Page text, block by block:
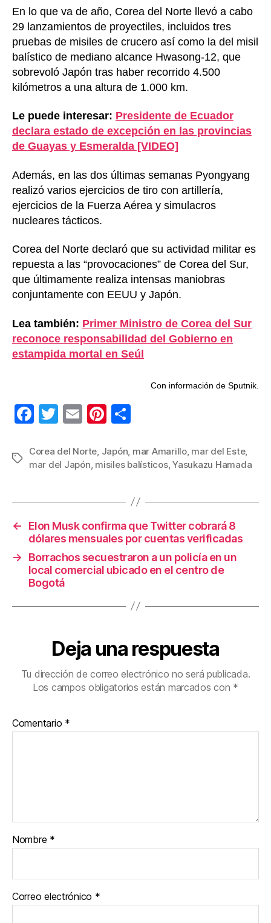
En lo que va de año, Corea del Norte llevó a cabo
29 lanzamientos de proyectiles, incluidos tres
pruebas de misiles de crucero así como la del misil
balístico de mediano alcance Hwasong-12, que
sobrevoló Japón tras haber recorrido 4.500
kilómetros a una altura de 1.000 km.
Le puede interesar: Presidente de Ecuador
declara estado de excepción en las provincias
de Guayas y Esmeralda [VIDEO]
Además, en las dos últimas semanas Pyongyang
realizó varios ejercicios de tiro con artillería,
ejercicios de la Fuerza Aérea y simulacros
nucleares tácticos.
Corea del Norte declaró que su actividad militar es
repuesta a las “provocaciones” de Corea del Sur,
que últimamente realiza intensas maniobras
conjuntamente con EEUU y Japón.
Lea también: Primer Ministro de Corea del Sur
reconoce responsabilidad del Gobierno en
estampida mortal en Seúl
Con información de Sputnik.
F
c
e
o
k
T
tt
er
E
ail
Pi
er
e
m
p
ar
tir
Etiquetas
Corea del Norte Japón mar Amarillo, mar del Este,
mar del Japón misiles balísticos,Yasukazu Hamada
←
Elon Musk confirma que Twitter cobrará 8
dólares mensuales por cuentas verificadas
→
Borrachos secuestraron a un policía en un
local comercial ubicado en el centro de
Bogotá
Deja una respuesta
Tu dirección de correo electrónico no será publicada.
Los campos obligatorios están marcados con *
Comentario *
Nombre *
Correo electrónico *